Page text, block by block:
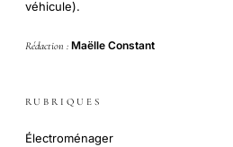
véhicule).
Rédaction : Maëlle Constant
RUBRIQUES
Électroménager